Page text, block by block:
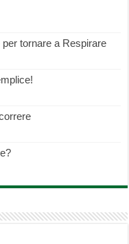
tornare a Respirare